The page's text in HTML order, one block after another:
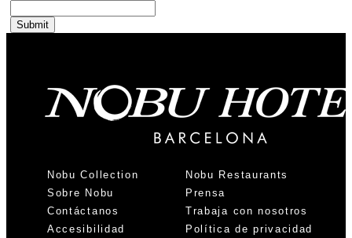
Nobu Collection
Nobu Restaurants
Sobre Nobu
Prensa
Contáctanos
Trabaja con nosotros
Accesibilidad
Política de privacidad